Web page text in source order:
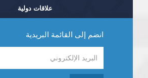
علاقات دولية
انضم إلى القائمة البريدية